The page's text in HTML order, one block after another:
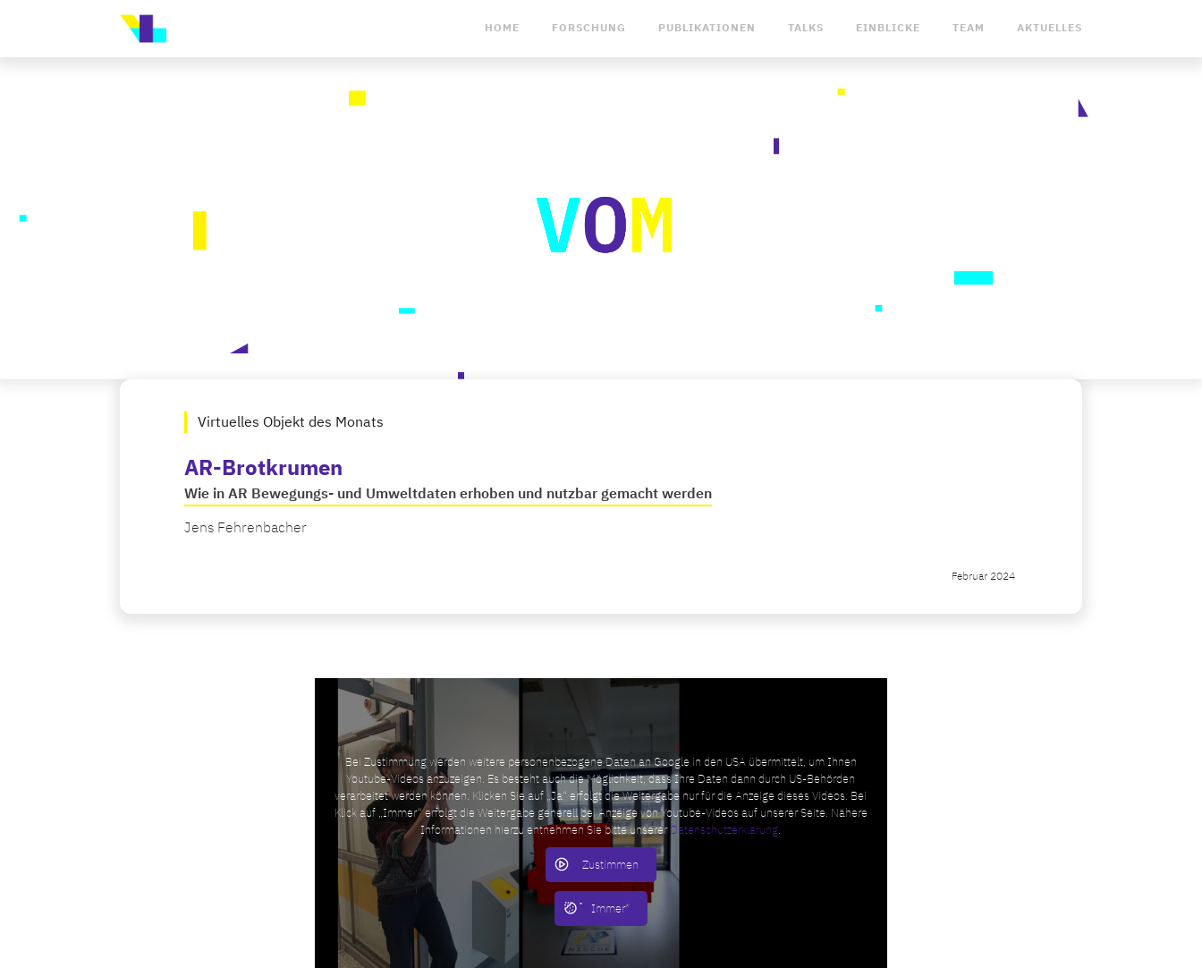
HOME FORSCHUNG PUBLIKATIONEN TALKS EINBLICKE TEAM AKTUELLES
Virtuelles Objekt des Monats
AR-Brotkrumen
Wie in AR Bewegungs- und Umweltdaten erhoben und nutzbar gemacht werden
Jens Fehrenbacher
Februar 2024
Bei Zustimmung werden weitere personenbezogene Daten an Google in den USA übermittelt, um Ihnen
Youtube-Videos anzuzeigen. Es besteht auch die Möglichkeit, dass Ihre Daten dann durch US-Behörden
verarbeitet werden können. Klicken Sie auf „Ja“ erfolgt die Weitergabe nur für die Anzeige dieses Videos. Bei
Klick auf „Immer“ erfolgt die Weitergabe generell bei Anzeige von Youtube-Videos auf unserer Seite. Nähere
Informationen hierzu entnehmen Sie bitte unsererDatenschutzerklärung.
Zustimmen
Immer*